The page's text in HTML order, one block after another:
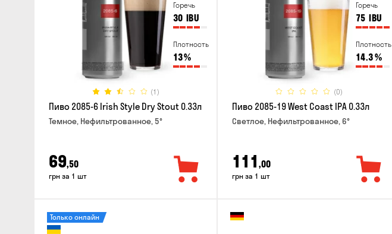
Горечь
30 IBU
Плотность
13%
(1)
Пиво 2085-6 Irish Style Dry Stout 0.33л
Темное, Нефильтрованное, 5°
69,50
грн за 1 шт
Горечь
75 IBU
Плотность
14.3%
(0)
Пиво 2085-19 West Coast IPA 0.33л
Светлое, Нефильтрованное, 6°
111 ,00
грн за 1 шт
Только онлайн